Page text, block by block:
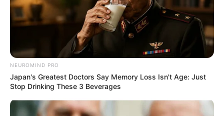
NEUROMIND PRO
Japan's Greatest Doctors Say Memory Loss Isn't Age: Just
Stop Drinking These 3 Beverages